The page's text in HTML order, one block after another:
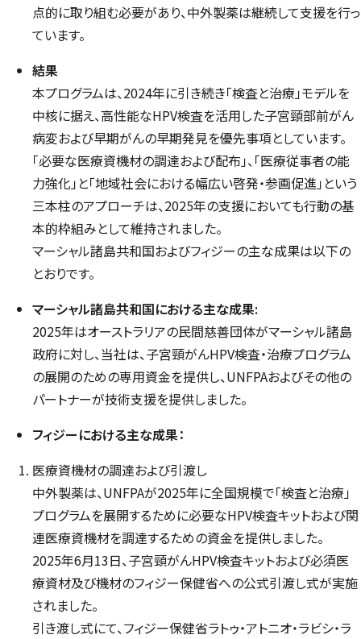
点的に取り組む必要があり、中外製薬は継続して支援を行っ
ています。
結果
本プログラムは、2024年に引き続き「検査と治療」モデルを
中核に据え、高性能なHPV検査を活用した子宮頸部前がん
病変および早期がんの早期発見を優先事項としています。
「必要な医療資機材の調達および配布」、「医療従事者の能
力強化」と「地域社会における幅広い啓発・参画促進」という
三本柱のアプローチは、2025年の支援においても行動の基
本的枠組みとして維持されました。
マーシャル諸島共和国およびフィジーの主な成果は以下の
とおりです。
マーシャル諸島共和国における主な成果:
2025年はオーストラリアの民間慈善団体がマーシャル諸島
政府に対し、当社は、子宮頸がんHPV検査・治療プログラム
の展開のための専用資金を提供し、UNFPAおよびその他の
パートナーが技術支援を提供しました。
フィジーにおける主な成果：
医療資機材の調達および引渡し
中外製薬は、UNFPAが2025年に全国規模で「検査と治療」
プログラムを展開するために必要なHPV検査キットおよび関
連医療資機材を調達するための資金を提供しました。
2025年6月13日、子宮頸がんHPV検査キットおよび必須医
療資材及び機材のフィジー保健省への公式引渡し式が実施
されました。
引き渡し式にて、フィジー保健省ラトゥ・アトニオ・ラビシ・ラ